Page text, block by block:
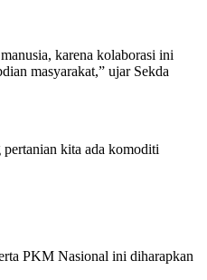
karena kolaborasi ini
masyarakat,” ujar Sekda
kita ada komoditi
PKM Nasional ini diharapkan